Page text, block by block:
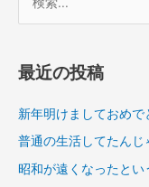
象
最近の投稿
新年明けましておめで
普通の生活してたんじ
昭和が遠くなったとい